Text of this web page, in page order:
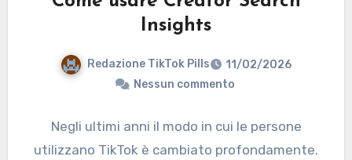
Insights
Redazione TikTok Pills
11/02/2026
Nessun commento
Negli ultimi anni il modo in cui le persone
utilizzano TikTok è cambiato profondamente.